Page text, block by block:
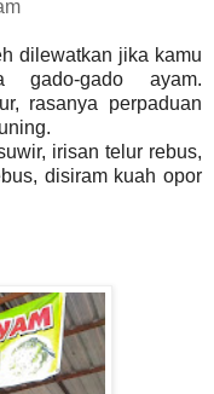
dilewatkan jika kamu
gado-gado ayam.
rasanya perpaduan
irisan telur rebus,
disiram kuah opor